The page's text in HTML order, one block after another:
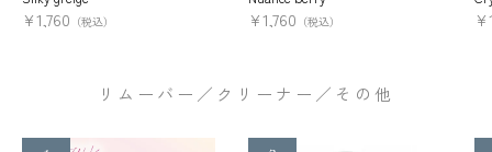
¥1,760 （税込） ¥1,760 （税込） ¥
リムーバー／クリーナー／その他